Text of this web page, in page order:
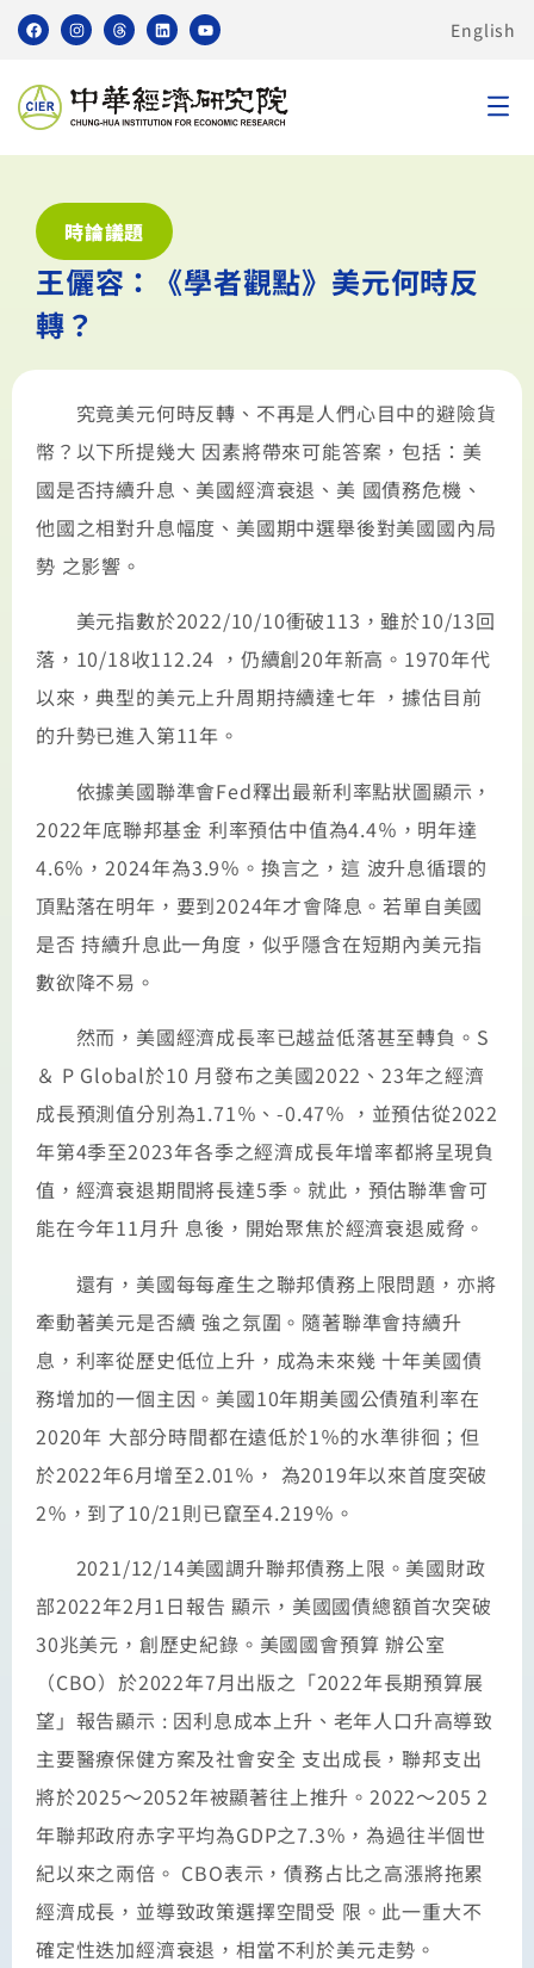
English
時論議題
王儷容：《學者觀點》美元何時反
轉？
究竟美元何時反轉、不再是人們心目中的避險貨
幣？以下所提幾大 因素將帶來可能答案，包括：美
國是否持續升息、美國經濟衰退、美 國債務危機、
他國之相對升息幅度、美國期中選舉後對美國國內局
勢 之影響。
美元指數於2022/10/10衝破113，雖於10/13回
落，10/18收112.24 ，仍續創20年新高。1970年代
以來，典型的美元上升周期持續達七年 ，據估目前
的升勢已進入第11年。
依據美國聯準會Fed釋出最新利率點狀圖顯示，
2022年底聯邦基金 利率預估中值為4.4％，明年達
4.6％，2024年為3.9％。換言之，這 波升息循環的
頂點落在明年，要到2024年才會降息。若單自美國
是否 持續升息此一角度，似乎隱含在短期內美元指
數欲降不易。
然而，美國經濟成長率已越益低落甚至轉負。S
＆ P Global於10 月發布之美國2022、23年之經濟
成長預測值分別為1.71％、-0.47％ ，並預估從2022
年第4季至2023年各季之經濟成長年增率都將呈現負
值，經濟衰退期間將長達5季。就此，預估聯準會可
能在今年11月升 息後，開始聚焦於經濟衰退威脅。
還有，美國每每產生之聯邦債務上限問題，亦將
牽動著美元是否續 強之氛圍。隨著聯準會持續升
息，利率從歷史低位上升，成為未來幾 十年美國債
務增加的一個主因。美國10年期美國公債殖利率在
2020年 大部分時間都在遠低於1％的水準徘徊；但
於2022年6月增至2.01％， 為2019年以來首度突破
2％，到了10/21則已竄至4.219％。
2021/12/14美國調升聯邦債務上限。美國財政
部2022年2月1日報告 顯示，美國國債總額首次突破
30兆美元，創歷史紀錄。美國國會預算 辦公室
（CBO）於2022年7月出版之「2022年長期預算展
望」報告顯示 : 因利息成本上升、老年人口升高導致
主要醫療保健方案及社會安全 支出成長，聯邦支出
將於2025～2052年被顯著往上推升。2022～205 2
年聯邦政府赤字平均為GDP之7.3％，為過往半個世
紀以來之兩倍。 CBO表示，債務占比之高漲將拖累
經濟成長，並導致政策選擇空間受 限。此一重大不
確定性迭加經濟衰退，相當不利於美元走勢。